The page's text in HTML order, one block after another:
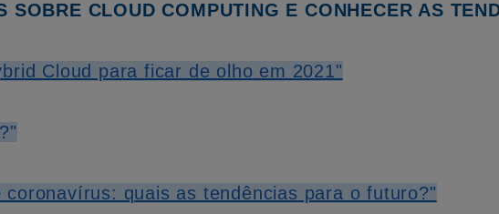
SOBRE CLOUD COMPUTING E CONHECER AS
Cloud para ficar de olho em 2021"
coronavírus: quais as tendências para o futuro?"